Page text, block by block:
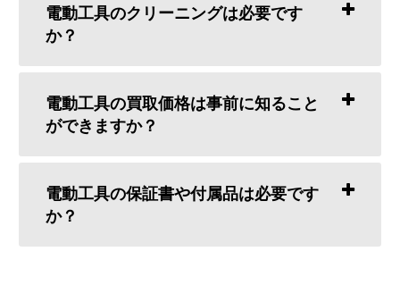
電動工具のクリーニングは必要です
か？
電動工具の買取価格は事前に知ること
ができますか？
電動工具の保証書や付属品は必要です
か？